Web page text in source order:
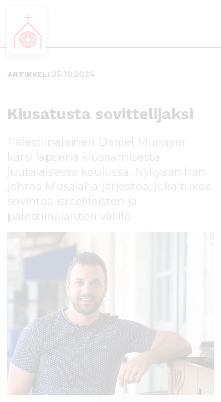
ARTIKKELI 25.10.2024
Kiusatusta sovittelijaksi
Palestiinalainen Daniel Munayer
kärsi lapsena kiusaamisesta
juutalaisessa koulussa. Nykyään hän
johtaa Musalaha-järjestöä, joka tukee
sovintoa israelilaisten ja
palestiinalaisten välillä.